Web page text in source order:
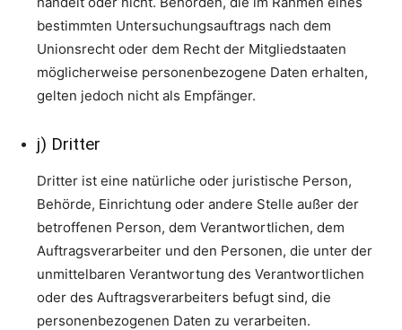
bestimmten Untersuchungsauftrags nach dem
Unionsrecht oder dem Recht der Mitgliedstaaten
möglicherweise personenbezogene Daten erhalten,
gelten jedoch nicht als Empfänger.
j) Dritter
Dritter ist eine natürliche oder juristische Person,
Behörde, Einrichtung oder andere Stelle außer der
betroffenen Person, dem Verantwortlichen, dem
Auftragsverarbeiter und den Personen, die unter der
unmittelbaren Verantwortung des Verantwortlichen
oder des Auftragsverarbeiters befugt sind, die
personenbezogenen Daten zu verarbeiten.